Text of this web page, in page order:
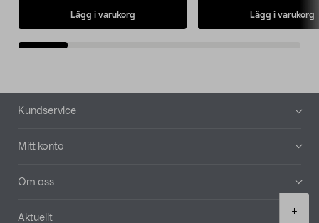
+
Lägg i varukorg Lägg i varukorg
Sidfot
Kundservice
Mitt konto
Om oss
Aktuellt